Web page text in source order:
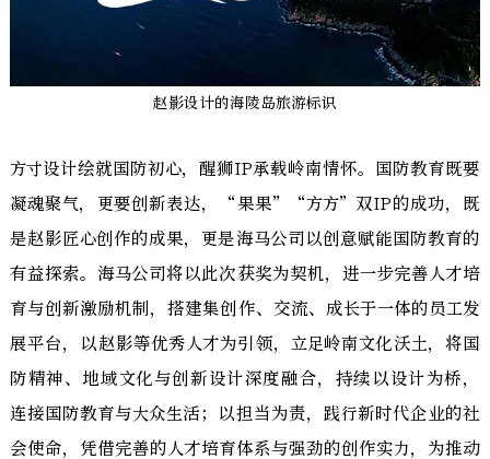
赵影设计的海陵岛旅游标识
方寸设计绘就国防初心，醒狮IP承载岭南情怀。国防教育既要
凝魂聚气，更要创新表达，“果果”“方方”双IP的成功，既
是赵影匠心创作的成果，更是海马公司以创意赋能国防教育的
有益探索。海马公司将以此次获奖为契机，进一步完善人才培
育与创新激励机制，搭建集创作、交流、成长于一体的员工发
展平台，以赵影等优秀人才为引领，立足岭南文化沃土，将国
防精神、地域文化与创新设计深度融合，持续以设计为桥，
连接国防教育与大众生活；以担当为责，践行新时代企业的社
会使命，凭借完善的人才培育体系与强劲的创作实力，为推动